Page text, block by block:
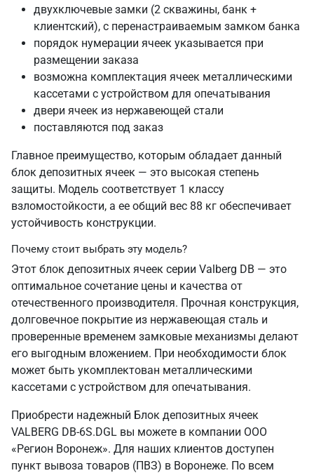
двухключевые замки (2 скважины, банк +
клиентский), с перенастраиваемым замком банка
порядок нумерации ячеек указывается при
размещении заказа
возможна комплектация ячеек металлическими
кассетами с устройством для опечатывания
двери ячеек из нержавеющей стали
поставляются под заказ
Главное преимущество, которым обладает данный
блок депозитных ячеек — это высокая степень
защиты. Модель соответствует 1 классу
взломостойкости, а ее общий вес 88 кг обеспечивает
устойчивость конструкции.
Почему стоит выбрать эту модель?
Этот блок депозитных ячеек серии Valberg DB — это
оптимальное сочетание цены и качества от
отечественного производителя. Прочная конструкция,
долговечное покрытие из нержавеющая сталь и
проверенные временем замковые механизмы делают
его выгодным вложением. При необходимости блок
может быть укомплектован металлическими
кассетами с устройством для опечатывания.
Приобрести надежный Блок депозитных ячеек
VALBERG DB-6S.DGL вы можете в компании ООО
«Регион Воронеж». Для наших клиентов доступен
пункт вывоза товаров (ПВЗ) в Воронеже. По всем